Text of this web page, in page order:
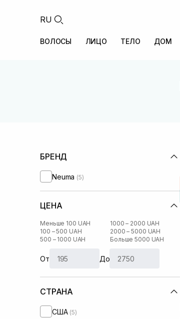
RU
ВОЛОСЫ ЛИЦО ТЕЛО ДОМ
БРЕНД
Neuma (5)
ЦЕНА
Меньше 100 UAH
100 – 500 UAH
500 – 1000 UAH
1000 – 2000 UAH
2000 – 5000 UAH
Больше 5000 UAH
От До
СТРАНА
США (5)